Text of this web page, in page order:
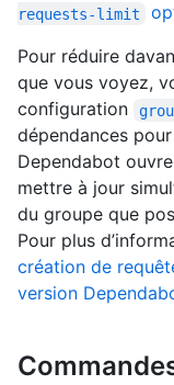
requests-limit
Pour réduire
que vous voyez,
configuration
dépendances
Dependabot
mettre à jour
du groupe que
Pour plus
création de
version